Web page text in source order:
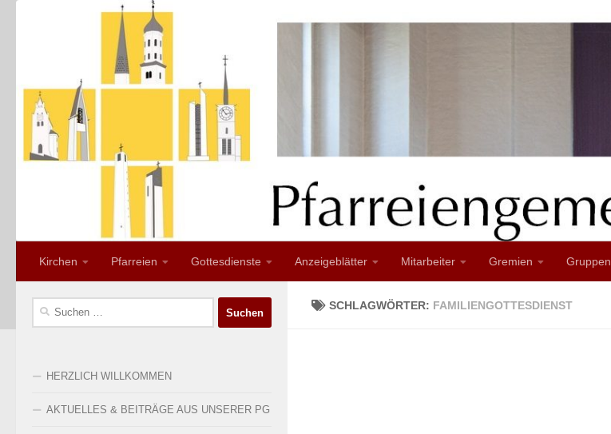
Zum Inhalt springen
Kirchen Pfarreien Gottesdienste Anzeigeblätter Mitarbeiter Gremien Gruppen
SCHLAGWÖRTER: FAMILIENGOTTESDIENST
Suchen
HERZLICH WILLKOMMEN
AKTUELLES & BEITRÄGE AUS UNSERER PG